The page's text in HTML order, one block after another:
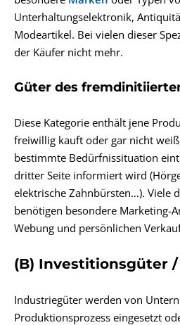
Unterhaltungselektronik,
Modeartikel. Bei vielen dieser
der Käufer nicht mehr.
Güter des
Diese Kategorie enthält jene
freiwillig kauft oder gar nicht
bestimmte Bedürfnissituation
dritter Seite informiert wird
elektrische Zahnbürsten…). Viele
benötigen besondere Marketing-
Webung und persönlichen
(B) Investitionsgüter
Industriegüter werden von
Produktionsprozess eingesetzt